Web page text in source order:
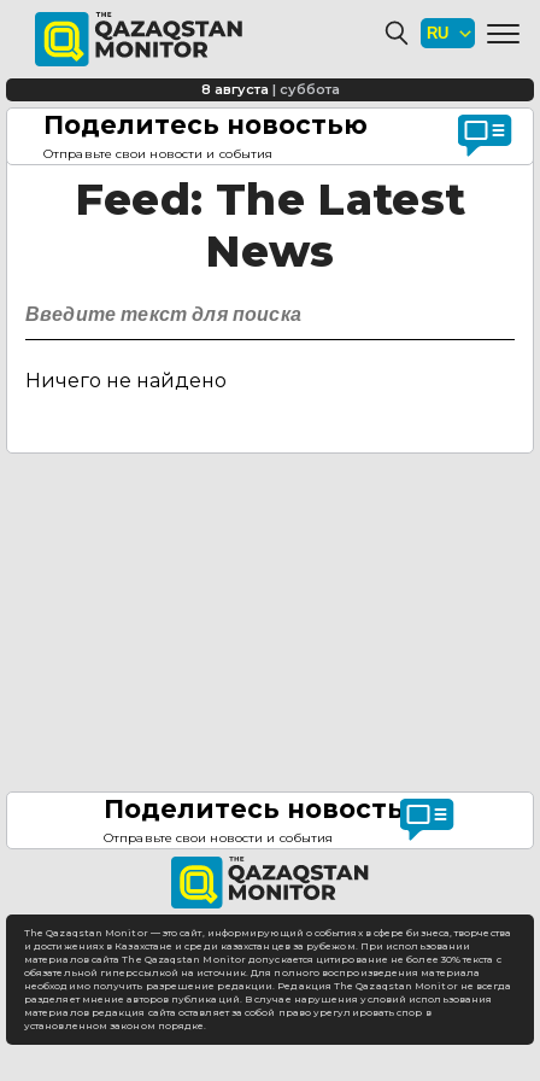
Поделитесь новостью
Отправьте свои новости и события
8 августа | суббота
Главная страница
Feed: The Latest
News
Ничего не найдено
Поделитесь новостью
Отправьте свои новости и события
The Qazaqstan Monitor — это сайт, информирующий о событиях в сфере бизнеса, творчества
и достижениях в Казахстане и среди казахстанцев за рубежом. При использовании
материалов сайта The Qazaqstan Monitor допускается цитирование не более 30% текста с
обязательной гиперссылкой на источник. Для полного воспроизведения материала
необходимо получить разрешение редакции. Редакция The Qazaqstan Monitor не всегда
разделяет мнение авторов публикаций. В случае нарушения условий использования
материалов редакция сайта оставляет за собой право урегулировать спор в
установленном законом порядке.